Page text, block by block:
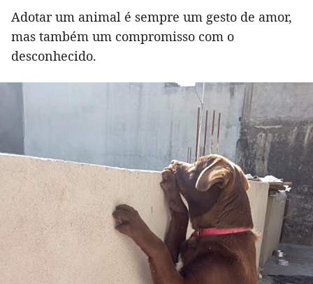
Adotar um animal é sempre um gesto de amor,
mas também um compromisso com o
desconhecido.